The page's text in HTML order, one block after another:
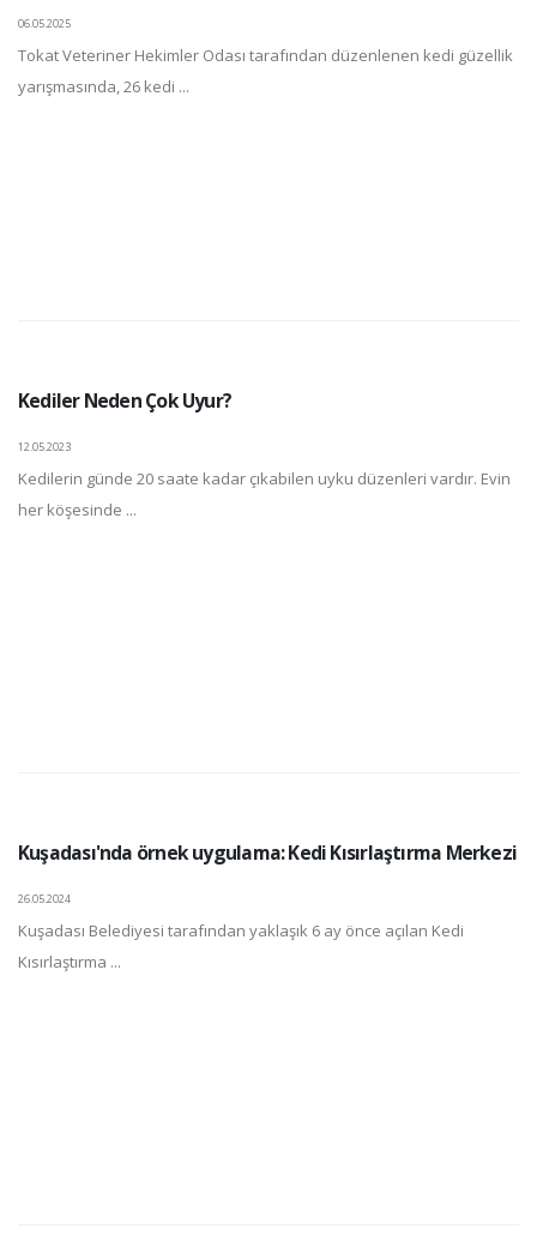
06.05.2025
Tokat Veteriner Hekimler Odası tarafından düzenlenen kedi güzellik
yarışmasında, 26 kedi ...
Kediler Neden Çok Uyur?
12.05.2023
Kedilerin günde 20 saate kadar çıkabilen uyku düzenleri vardır. Evin
her köşesinde ...
Kuşadası'nda örnek uygulama: Kedi Kısırlaştırma Merkezi
26.05.2024
Kuşadası Belediyesi tarafından yaklaşık 6 ay önce açılan Kedi
Kısırlaştırma ...